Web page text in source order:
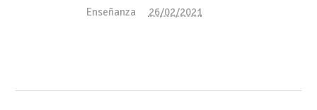
Enseñanza 26/02/2021